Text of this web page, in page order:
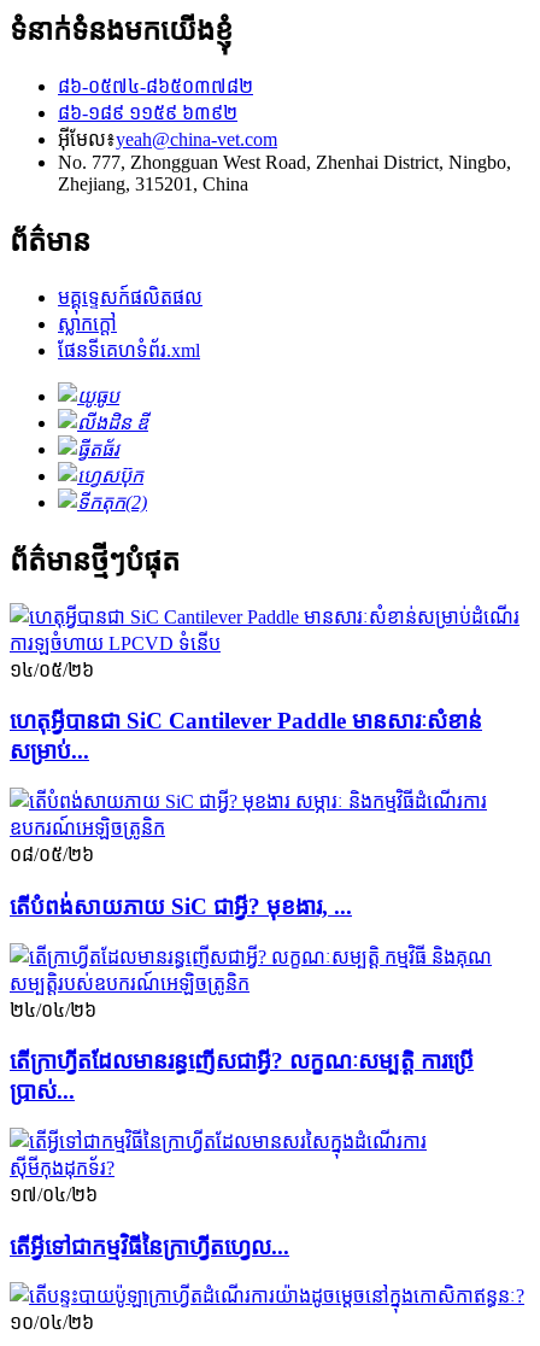
ទំនាក់ទំនងមកយើងខ្ញុំ
៨៦-០៥៧៤-៨៦៥០៣៧៨២
៨៦-១៨៩ ១១៥៩ ៦៣៩២
អ៊ីមែល៖yeah@china-vet.com
No. 777, Zhongguan West Road, Zhenhai District, Ningbo,
Zhejiang, 315201, China
ព័ត៌មាន
មគ្គុទ្ទេសក៍ផលិតផល
ស្លាក​ក្តៅ
ផែនទីគេហទំព័រ.xml
ព័ត៌មានថ្មីៗបំផុត
១៤/០៥/២៦
ហេតុអ្វីបានជា SiC Cantilever Paddle មានសារៈសំខាន់
សម្រាប់...
០៨/០៥/២៦
តើបំពង់សាយភាយ SiC ជាអ្វី? មុខងារ, ...
២៤/០៤/២៦
តើក្រាហ្វីតដែលមានរន្ធញើសជាអ្វី? លក្ខណៈសម្បត្តិ ការប្រើ
ប្រាស់...
១៧/០៤/២៦
តើ​អ្វី​ទៅ​ជា​កម្មវិធី​នៃ​ក្រាហ្វីត​ហ្វេល...
១០/០៤/២៦